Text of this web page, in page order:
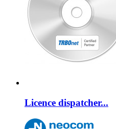
Licence dispatcher...